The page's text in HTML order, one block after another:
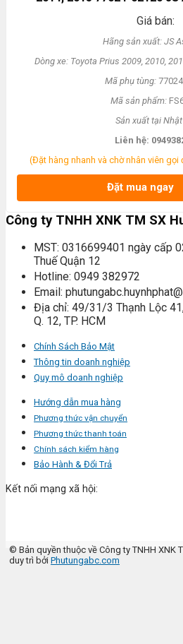
Giá bán:
Hãng sản xuất: JS
Dòng xe: Toyota Prius 2009, 2010,
Mã phụ tùng:
Mã sản phẩm:
Sản xuất tại
Liên hệ:
(Đặt hàng nhanh và chờ nhân viên gọi
Đặt mua ngay
Công ty TNHH XNK TM SX
MST: 0316699401 ngày cấp
Thuế Quận 12
Hotline: 0949 382972
Email:
Địa chỉ: 49/31/3 Thạnh Lộc 41,
Q. 12, TP. HCM
Chính Sách Bảo Mật
Thông tin doanh nghiệp
Quy mô doanh nghiệp
Hướng dẫn mua hàng
Phương thức vận chuyển
Phương thức thanh toán
Chính sách kiểm hàng
Bảo Hành & Đổi Trả
Kết nối mạng xã hội:
© Bản quyền thuộc về Công ty TNHH XNK
duy trì bởi Phutungabc.com